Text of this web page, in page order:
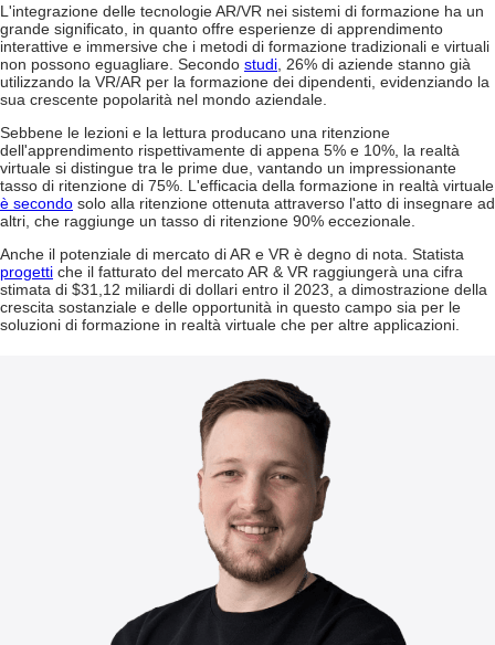
L'integrazione delle tecnologie AR/VR nei sistemi di formazione ha un
grande significato, in quanto offre esperienze di apprendimento
interattive e immersive che i metodi di formazione tradizionali e virtuali
non possono eguagliare. Secondo studi , 26% di aziende stanno già
utilizzando la VR/AR per la formazione dei dipendenti, evidenziando la
sua crescente popolarità nel mondo aziendale.
Sebbene le lezioni e la lettura producano una ritenzione
dell'apprendimento rispettivamente di appena 5% e 10%, la realtà
virtuale si distingue tra le prime due, vantando un impressionante
tasso di ritenzione di 75%. L'efficacia della formazione in realtà virtuale
è secondo solo alla ritenzione ottenuta attraverso l'atto di insegnare ad
altri, che raggiunge un tasso di ritenzione 90% eccezionale.
Anche il potenziale di mercato di AR e VR è degno di nota. Statista
progetti che il fatturato del mercato AR & VR raggiungerà una cifra
stimata di $31,12 miliardi di dollari entro il 2023, a dimostrazione della
crescita sostanziale e delle opportunità in questo campo sia per le
soluzioni di formazione in realtà virtuale che per altre applicazioni.